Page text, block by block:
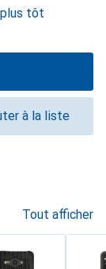
tôt
à la liste
Tout afficher